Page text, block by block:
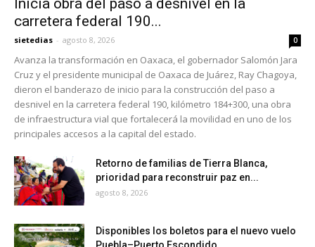
Inicia obra del paso a desnivel en la
carretera federal 190...
sietedias - agosto 8, 2026 0
Avanza la transformación en Oaxaca, el gobernador Salomón Jara
Cruz y el presidente municipal de Oaxaca de Juárez, Ray Chagoya,
dieron el banderazo de inicio para la construcción del paso a
desnivel en la carretera federal 190, kilómetro 184+300, una obra
de infraestructura vial que fortalecerá la movilidad en uno de los
principales accesos a la capital del estado.
Retorno de familias de Tierra Blanca,
prioridad para reconstruir paz en...
agosto 8, 2026
Disponibles los boletos para el nuevo vuelo